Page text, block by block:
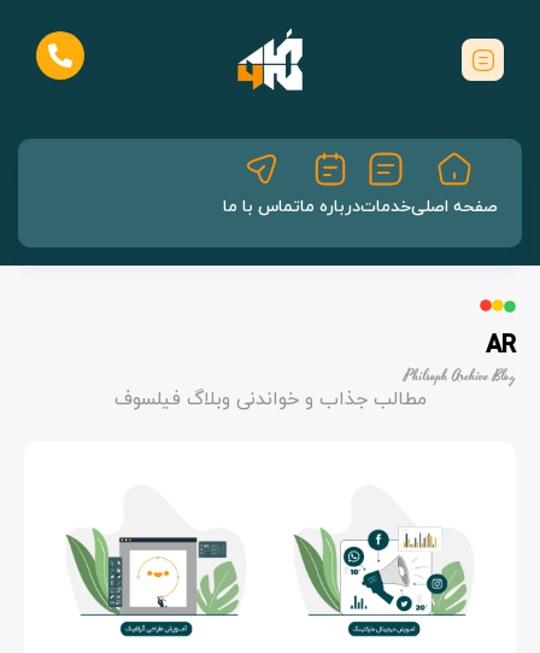
صفحه اصلیخدماتدرباره ماتماس با ما
AR
Philsoph Archive Blog
مطالب جذاب و خواندنی وبلاگ فیلسوف